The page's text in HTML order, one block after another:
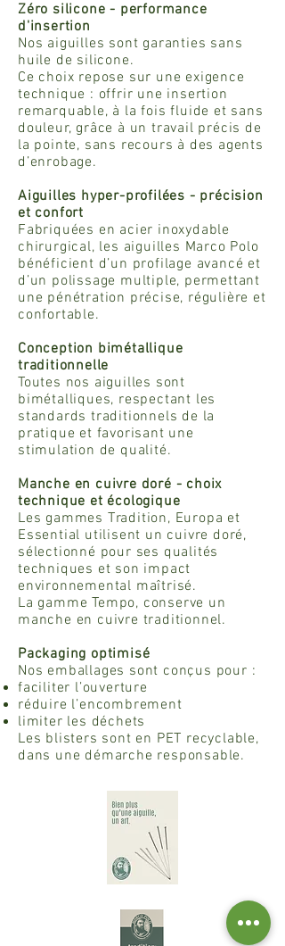
Zéro silicone - performance
d'insertion
Nos aiguilles sont garanties sans
huile de silicone.
Ce choix repose sur une exigence
technique : offrir une insertion
remarquable, à la fois fluide et sans
douleur, grâce à un travail précis de
la pointe, sans recours à des agents
d’enrobage.
Aiguilles hyper-profilées - précision
et confort
Fabriquées en acier inoxydable
chirurgical, les aiguilles Marco Polo
bénéficient d’un profilage avancé et
d’un polissage multiple, permettant
une pénétration précise, régulière et
confortable.
Conception bimétallique
traditionnelle
Toutes nos aiguilles sont
bimétalliques, respectant les
standards traditionnels de la
pratique et favorisant une
stimulation de qualité.
Manche en cuivre doré - choix
technique et écologique
Les gammes Tradition, Europa et
Essential utilisent un cuivre doré,
sélectionné pour ses qualités
techniques et son impact
environnemental maîtrisé.
La gamme Tempo, conserve un
manche en cuivre traditionnel.
Packaging optimisé
Nos emballages sont conçus pour :
faciliter l’ouverture
réduire l’encombrement
limiter les déchets
Les blisters sont en PET recyclable,
dans une démarche responsable.